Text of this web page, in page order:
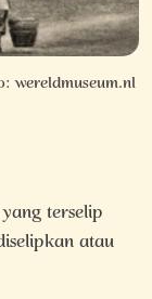
wereldmuseum.nl
terselip
atau